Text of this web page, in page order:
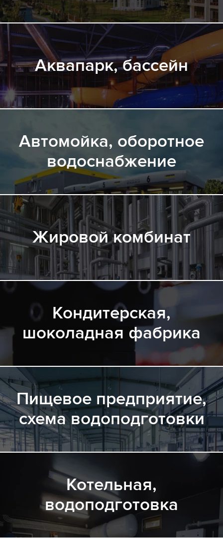
Аквапарк, бассейн
Автомойка, оборотное
водоснабжение
Жировой комбинат
Кондитерская,
шоколадная фабрика
Пищевое предприятие,
схема водоподготовки
Котельная,
водоподготовка